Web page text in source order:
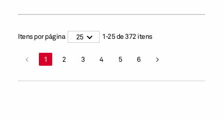
Itens por página 25 1-25de372 itens
< 1 2 3 4 5 6 >